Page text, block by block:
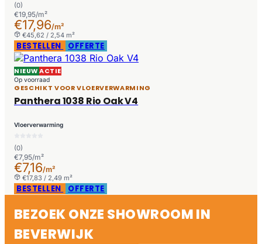
(0)
€19,95/m²
€17,96/m²
€45,62 / 2,54 m²
BESTELLEN OFFERTE
NIEUWACTIE
Op voorraad
GESCHIKT VOOR VLOERVERWARMING
Panthera 1038 Rio Oak V4
Vloerverwarming
(0)
€7,95/m²
€7,16/m²
€17,83 / 2,49 m²
BESTELLEN OFFERTE
BEZOEK ONZE SHOWROOM IN
BEVERWIJK